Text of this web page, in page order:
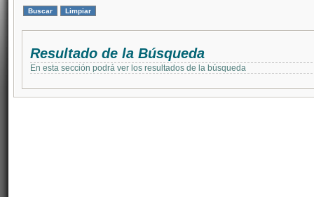
Resultado de la Búsqueda
En esta sección podrá ver los resultados de la búsqueda